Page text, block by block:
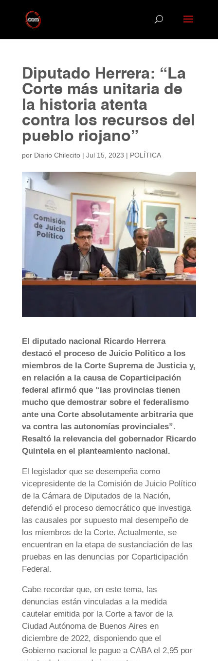
Diputado Herrera: “La
Corte más unitaria de
la historia atenta
contra los recursos del
pueblo riojano”
por Diario Chilecito| Jul 15, 2023 | POLÍTICA
El diputado nacional Ricardo Herrera
destacó el proceso de Juicio Político a los
miembros de la Corte Suprema de Justicia y,
en relación a la causa de Coparticipación
federal afirmó que “las provincias tienen
mucho que demostrar sobre el federalismo
ante una Corte absolutamente arbitraria que
va contra las autonomías provinciales”.
Resaltó la relevancia del gobernador Ricardo
Quintela en el planteamiento nacional.
El legislador que se desempeña como
vicepresidente de la Comisión de Juicio Político
de la Cámara de Diputados de la Nación,
defendió el proceso democrático que investiga
las causales por supuesto mal desempeño de
los miembros de la Corte. Actualmente, se
encuentran en la etapa de sustanciación de las
pruebas en las denuncias por Coparticipación
Federal.
Cabe recordar que, en este tema, las
denuncias están vinculadas a la medida
cautelar emitida por la Corte a favor de la
Ciudad Autónoma de Buenos Aires en
diciembre de 2022, disponiendo que el
Gobierno nacional le pague a CABA el 2,95 por